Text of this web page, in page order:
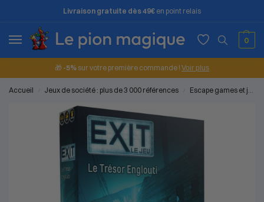
Livraison gratuite dès 49€ en point relais
0
🎁 -5% sur votre première commande ! Voir plus
Accueil Jeux de société : plus de 3 000 références Escape games et jeux d'enquête